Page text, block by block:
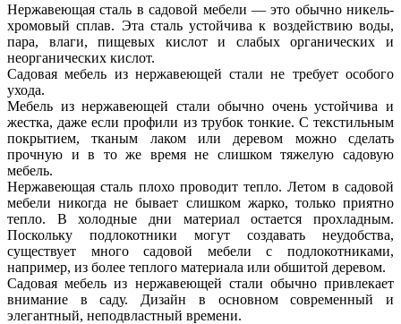
Нержавеющая сталь в садовой мебели — это обычно никель-
хромовый сплав. Эта сталь устойчива к воздействию воды,
пара, влаги, пищевых кислот и слабых органических и
неорганических кислот.
Садовая мебель из нержавеющей стали не требует особого
ухода.
Мебель из нержавеющей стали обычно очень устойчива и
жестка, даже если профили из трубок тонкие. С текстильным
покрытием, тканым лаком или деревом можно сделать
прочную и в то же время не слишком тяжелую садовую
мебель.
Нержавеющая сталь плохо проводит тепло. Летом в садовой
мебели никогда не бывает слишком жарко, только приятно
тепло. В холодные дни материал остается прохладным.
Поскольку подлокотники могут создавать неудобства,
существует много садовой мебели с подлокотниками,
например, из более теплого материала или обшитой деревом.
Садовая мебель из нержавеющей стали обычно привлекает
внимание в саду. Дизайн в основном современный и
элегантный, неподвластный времени.